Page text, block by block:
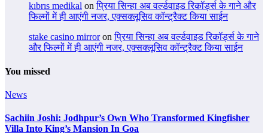
kıbrıs medikal onप्रिया सिन्हा अब वर्ल्डवाइड रिकॉर्ड्स के गाने और
फिल्मों में ही आएंगी नजर, एक्सक्लूसिव कॉन्ट्रैक्ट किया साईन
stake casino mirroronप्रिया सिन्हा अब वर्ल्डवाइड रिकॉर्ड्स के गाने
और फिल्मों में ही आएंगी नजर, एक्सक्लूसिव कॉन्ट्रैक्ट किया साईन
You missed
News
Sachiin Joshi: Jodhpur’s Own Who Transformed Kingfisher
Villa Into King’s Mansion In Goa